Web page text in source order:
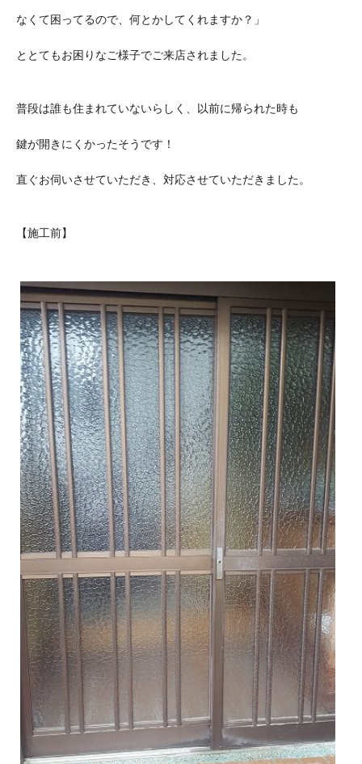
なくて困ってるので、何とかしてくれますか？」
ととてもお困りなご様子でご来店されました。
普段は誰も住まれていないらしく、以前に帰られた時も
鍵が開きにくかったそうです！
直ぐお伺いさせていただき、対応させていただきました。
【施工前】